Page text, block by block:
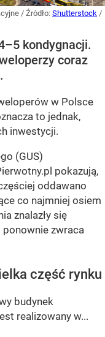
/ Źródło: Shutterstock /
kondygnacji.
coraz
w Polsce
to jednak,
inwestycji.
(GUS)
pokazują,
oddawano
co najmniej osiem
znalazły się
zwraca
część rynku
budynek
realizowany w...